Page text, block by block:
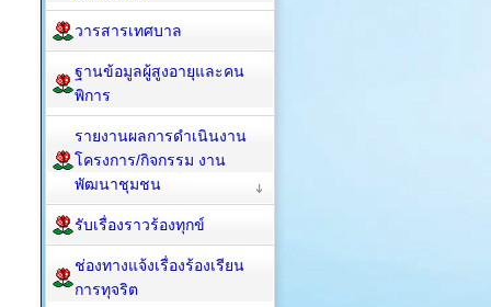
วารสารเทศบาล
ฐานข้อมูลผู้สูงอายุและคน
พิการ
รายงานผลการดำเนินงาน
โครงการ/กิจกรรม งาน
พัฒนาชุมชน
รับเรื่องราวร้องทุกข์
ช่องทางแจ้งเรื่องร้องเรียน
การทุจริต